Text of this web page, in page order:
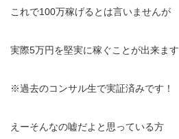
これで100万稼げるとは言いませんが
実際5万円を堅実に稼ぐことが出来ます
※過去のコンサル生で実証済みです！
えーそんなの嘘だよと思っている方